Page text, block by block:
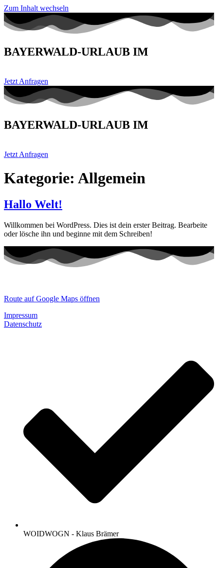
Zum Inhalt wechseln
BAYERWALD-URLAUB IM
Jetzt Anfragen
BAYERWALD-URLAUB IM
Jetzt Anfragen
Kategorie: Allgemein
Hallo Welt!
Willkommen bei WordPress. Dies ist dein erster Beitrag. Bearbeite
oder lösche ihn und beginne mit dem Schreiben!
Route auf Google Maps öffnen
Impressum
Datenschutz
WOIDWOGN - Klaus Brämer